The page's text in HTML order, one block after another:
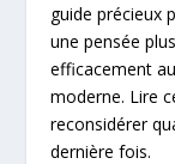
guide précieux
une pensée
efficacement
moderne. Lire
reconsidérer
dernière fois.